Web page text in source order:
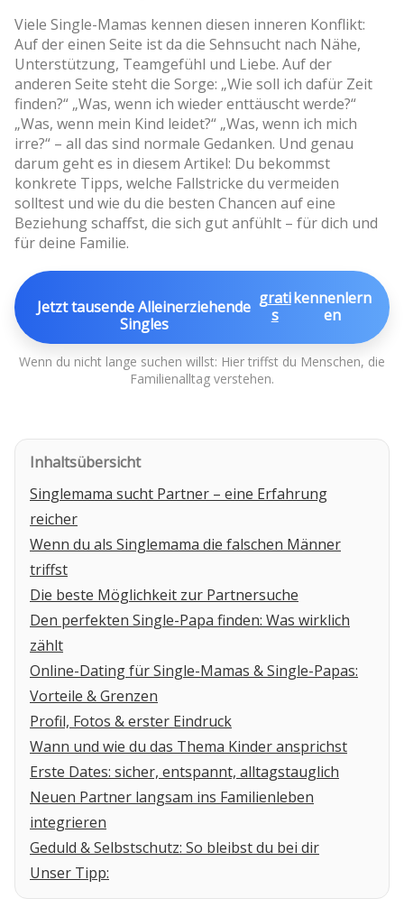
Viele Single-Mamas kennen diesen inneren Konflikt:
Auf der einen Seite ist da die Sehnsucht nach Nähe,
Unterstützung, Teamgefühl und Liebe. Auf der
anderen Seite steht die Sorge: „Wie soll ich dafür Zeit
finden?“ „Was, wenn ich wieder enttäuscht werde?“
„Was, wenn mein Kind leidet?“ „Was, wenn ich mich
irre?“ – all das sind normale Gedanken. Und genau
darum geht es in diesem Artikel: Du bekommst
konkrete Tipps, welche Fallstricke du vermeiden
solltest und wie du die besten Chancen auf eine
Beziehung schaffst, die sich gut anfühlt – für dich und
für deine Familie.
Jetzt tausende Alleinerziehende
Singles
grati
s
kennenlern
en
Wenn du nicht lange suchen willst: Hier triffst du Menschen, die
Familienalltag verstehen.
Inhaltsübersicht
Singlemama sucht Partner – eine Erfahrung
reicher
Wenn du als Singlemama die falschen Männer
triffst
Die beste Möglichkeit zur Partnersuche
Den perfekten Single-Papa finden: Was wirklich
zählt
Online-Dating für Single-Mamas & Single-Papas:
Vorteile & Grenzen
Profil, Fotos & erster Eindruck
Wann und wie du das Thema Kinder ansprichst
Erste Dates: sicher, entspannt, alltagstauglich
Neuen Partner langsam ins Familienleben
integrieren
Geduld & Selbstschutz: So bleibst du bei dir
Unser Tipp: